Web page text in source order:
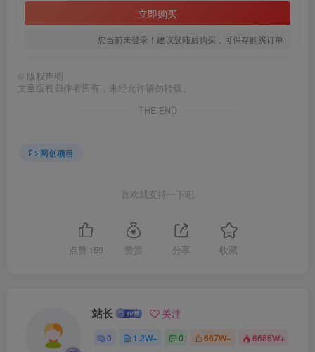
立即购买
您当前未登录！建议登陆后购买，可保存购买订单
© 版权声明
文章版权归作者所有，未经允许请勿转载。
THE END
网创项目
喜欢就支持一下吧
点赞 159 赞赏 分享 收藏
站长 关注
0 1.2W+ 0 667W+ 6685W+